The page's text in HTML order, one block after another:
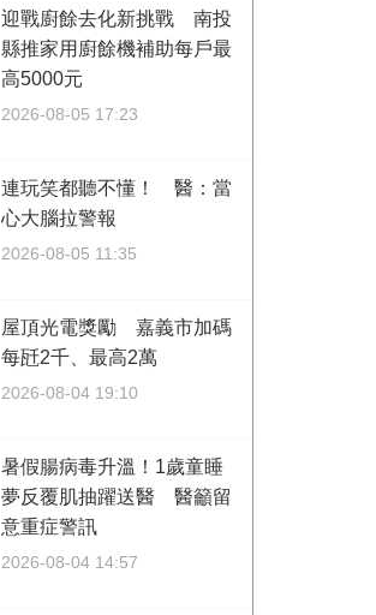
迎戰廚餘去化新挑戰 南投
縣推家用廚餘機補助每戶最
高5000元
2026-08-05 17:23
連玩笑都聽不懂！ 醫：當
心大腦拉警報
2026-08-05 11:35
屋頂光電獎勵 嘉義市加碼
每瓩2千、最高2萬
2026-08-04 19:10
暑假腸病毒升溫！1歲童睡
夢反覆肌抽躍送醫 醫籲留
意重症警訊
2026-08-04 14:57